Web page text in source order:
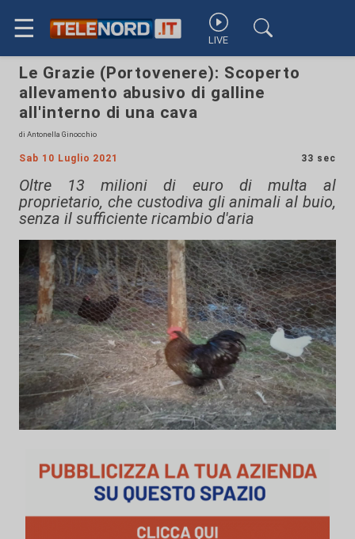
☰ LIVE
Le Grazie (Portovenere): Scoperto
allevamento abusivo di galline
all'interno di una cava
di Antonella Ginocchio
Sab 10 Luglio 2021 33 sec
Oltre 13 milioni di euro di multa al
proprietario, che custodiva gli animali al buio,
senza il sufficiente ricambio d'aria